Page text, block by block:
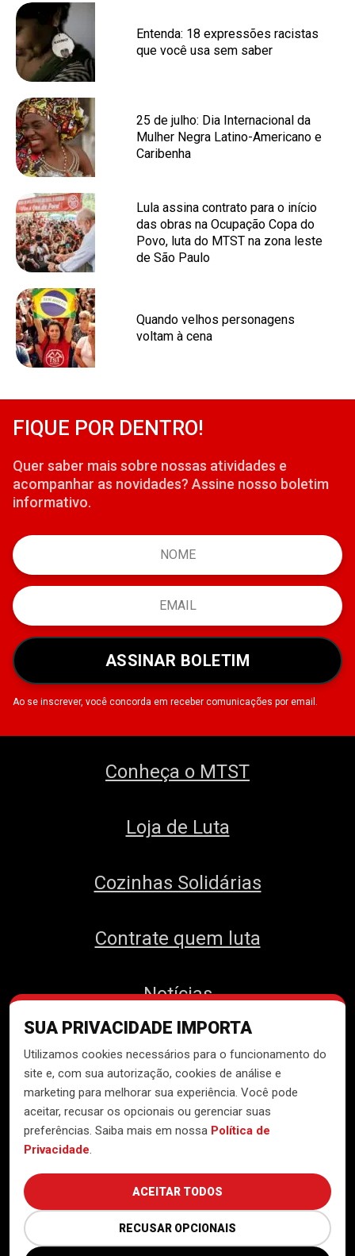
Entenda: 18 expressões racistas
que você usa sem saber
25 de julho: Dia Internacional da
Mulher Negra Latino-Americano e
Caribenha
Lula assina contrato para o início
das obras na Ocupação Copa do
Povo, luta do MTST na zona leste
de São Paulo
Quando velhos personagens
voltam à cena
SUA PRIVACIDADE IMPORTA
Utilizamos cookies necessários para o funcionamento do
site e, com sua autorização, cookies de análise e
marketing para melhorar sua experiência. Você pode
aceitar, recusar os opcionais ou gerenciar suas
preferências. Saiba mais em nossa Política de
Privacidade.
ACEITAR TODOS
RECUSAR OPCIONAIS
FIQUE POR DENTRO!
Quer saber mais sobre nossas atividades e
acompanhar as novidades? Assine nosso boletim
informativo.
ASSINAR BOLETIM
Ao se inscrever, você concorda em receber comunicações por email.
Conheça o MTST
Loja de Luta
Cozinhas Solidárias
Contrate quem luta
Notícias
Contato
Desenvolvido peloNúcleo de
Tecnologia do MTST